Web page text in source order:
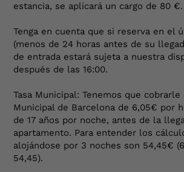
estancia, se aplicará un cargo de 80 €.
Tenga en cuenta que si reserva en el
(menos de 24 horas antes de su
de entrada estará sujeta a nuestra
después de las 16:00.
Tasa Municipal: Tenemos que
Municipal de Barcelona de 6,05€ por
de 17 años por noche, antes de la
apartamento. Para entender los
alojándose por 3 noches son 54,45€
54,45).